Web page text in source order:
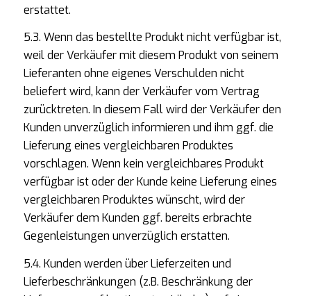
erstattet.
5.3. Wenn das bestellte Produkt nicht verfügbar ist,
weil der Verkäufer mit diesem Produkt von seinem
Lieferanten ohne eigenes Verschulden nicht
beliefert wird, kann der Verkäufer vom Vertrag
zurücktreten. In diesem Fall wird der Verkäufer den
Kunden unverzüglich informieren und ihm ggf. die
Lieferung eines vergleichbaren Produktes
vorschlagen. Wenn kein vergleichbares Produkt
verfügbar ist oder der Kunde keine Lieferung eines
vergleichbaren Produktes wünscht, wird der
Verkäufer dem Kunden ggf. bereits erbrachte
Gegenleistungen unverzüglich erstatten.
5.4. Kunden werden über Lieferzeiten und
Lieferbeschränkungen (z.B. Beschränkung der